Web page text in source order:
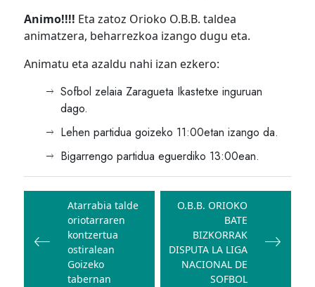
Animo!!!! Eta zatoz Orioko O.B.B. taldea
animatzera, beharrezkoa izango dugu eta.
Animatu eta azaldu nahi izan ezkero:
Sofbol zelaia Zaragueta Ikastetxe inguruan
dago.
Lehen partidua goizeko 11:00etan izango da.
Bigarrengo partidua eguerdiko 13:00ean.
Bidalketetan
zehar
nabigatu
Atarrabia talde
oriotarraren
kontzertua
ostiralean
Goizeko
tabernan
O.B.B. ORIOKO
BATE
BIZKORRAK
DISPUTA LA LIGA
NACIONAL DE
SOFBOL